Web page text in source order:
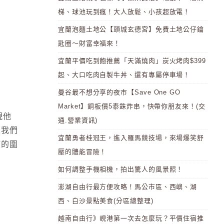
他
們
圍
梯、球池玩到瘋！大人放鬆、小孩超放電！
宜蘭泡麵土地公【頭城玄德宮】免費土地公仔鑰
匙圈～財富幸福來！
宜蘭平價吃到飽推薦「天滿燒肉」炭火烤肉$399
起、大口吃肉自製牛丼、還有專屬停車場！
曼谷最不想分享的夜市【Save One GO
Market】銅板價5泰銖炸串，快帶你朋友來！(交
通.營業資訊)
宜蘭勇者桂冠王，進入羅馬競技場，來場爆笑舒
壓的體能冒險！
如何調整手機相機，拍出驚人的風景照！
澎湖自由行最方便攻略！馬公市區、西嶼、湖
西、白沙景點美食(分區總整理)
越南自由行》峴港第一次去怎麼玩？平價住宿推